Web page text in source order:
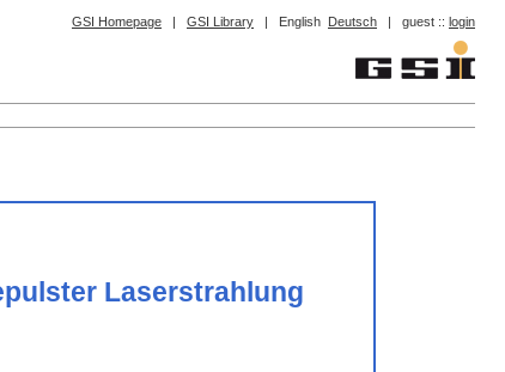
GSI Homepage | GSI Library | English Deutsch | guest :: login
Laserstrahlung